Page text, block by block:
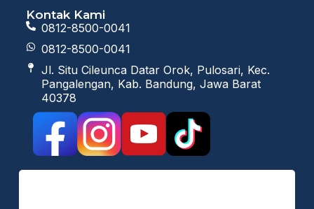
Kontak Kami
0812-8500-0041
0812-8500-0041
Jl. Situ Cileunca Datar Orok, Pulosari, Kec.
Pangalengan, Kab. Bandung, Jawa Barat
40378